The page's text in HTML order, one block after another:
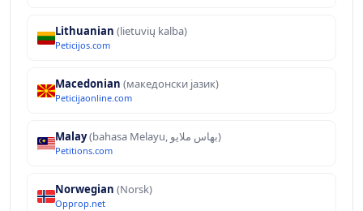
Lithuanian (lietuvių kalba)
Peticijos.com
Macedonian (македонски јазик)
Peticijaonline.com
Malay (bahasa Melayu, بهاس ملايو‎)
Petitions.com
Norwegian (Norsk)
Opprop.net